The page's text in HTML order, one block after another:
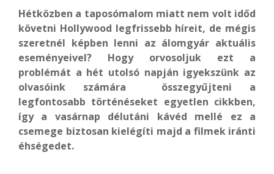
Hétközben a taposómalom miatt nem volt időd
követni Hollywood legfrissebb híreit, de mégis
szeretnél képben lenni az álomgyár aktuális
eseményeivel? Hogy orvosoljuk ezt a
problémát a hét utolsó napján igyekszünk az
olvasóink számára összegyűjteni a
legfontosabb történéseket egyetlen cikkben,
így a vasárnap délutáni kávéd mellé ez a
csemege biztosan kielégíti majd a filmek iránti
éhségedet.